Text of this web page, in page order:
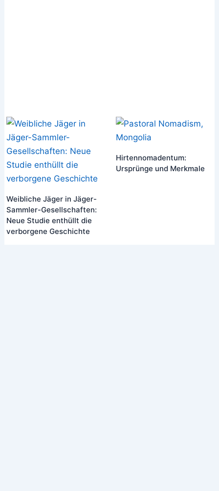
Weibliche Jäger in Jäger-
Sammler-Gesellschaften:
Neue Studie enthüllt die
verborgene Geschichte
Hirtennomadentum:
Ursprünge und Merkmale